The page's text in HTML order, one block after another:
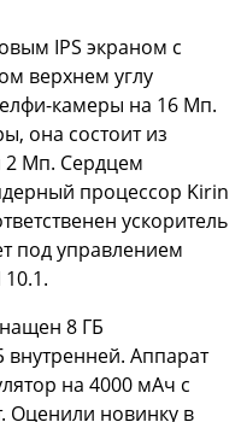
IPS экраном с
верхнем углу
камеры на 16 Мп.
она состоит из
2 Мп. Сердцем
процессор Kirin
ускоритель
под управлением
8 ГБ
Аппарат
на 4000 мАч с
Оценили новинку в